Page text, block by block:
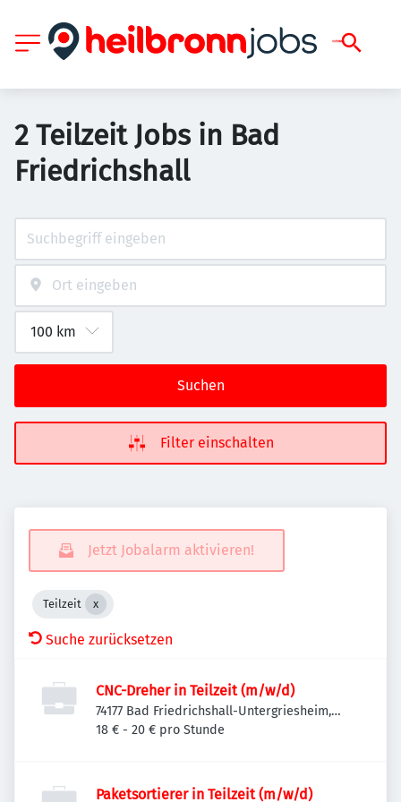
2 Teilzeit Jobs in Bad
Friedrichshall
Suchen
Filter einschalten
Jetzt Jobalarm aktivieren!
Teilzeit
Suche zurücksetzen
CNC-Dreher in Teilzeit (m/w/d)
74177 Bad Friedrichshall-Untergriesheim,
Deutschland
18 € - 20 € pro Stunde
Paketsortierer in Teilzeit (m/w/d)